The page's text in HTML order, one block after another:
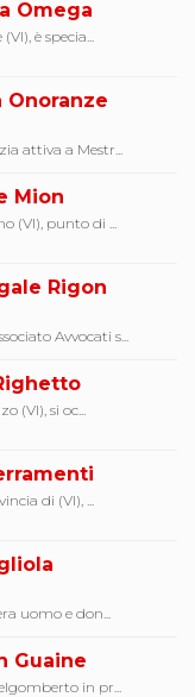
Omega
è specia...
Onoranze
attiva a Mestr...
Mion
(VI), punto di ...
Rigon
Avvocati s...
(VI), si oc...
di (VI), ...
uomo e don...
Guaine
in pr...